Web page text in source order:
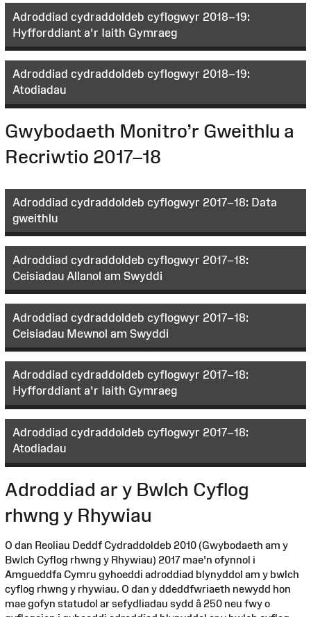
Adroddiad cydraddoldeb cyflogwyr 2018–19:
Hyfforddiant a'r Iaith Gymraeg
Adroddiad cydraddoldeb cyflogwyr 2018–19:
Atodiadau
Gwybodaeth Monitro’r Gweithlu a
Recriwtio 2017–18
Adroddiad cydraddoldeb cyflogwyr 2017–18: Data
gweithlu
Adroddiad cydraddoldeb cyflogwyr 2017–18:
Ceisiadau Allanol am Swyddi
Adroddiad cydraddoldeb cyflogwyr 2017–18:
Ceisiadau Mewnol am Swyddi
Adroddiad cydraddoldeb cyflogwyr 2017–18:
Hyfforddiant a'r Iaith Gymraeg
Adroddiad cydraddoldeb cyflogwyr 2017–18:
Atodiadau
Adroddiad ar y Bwlch Cyflog
rhwng y Rhywiau
O dan Reoliau Deddf Cydraddoldeb 2010 (Gwybodaeth am y
Bwlch Cyflog rhwng y Rhywiau) 2017 mae'n ofynnol i
Amgueddfa Cymru gyhoeddi adroddiad blynyddol am y bwlch
cyflog rhwng y rhywiau. O dan y ddeddfwriaeth newydd hon
mae gofyn statudol ar sefydliadau sydd â 250 neu fwy o